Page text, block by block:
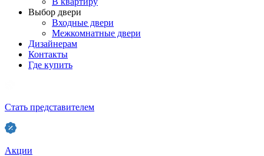
Выбор двери
Входные двери
Межкомнатные двери
Дизайнерам
Контакты
Где купить
Стать представителем
Акции